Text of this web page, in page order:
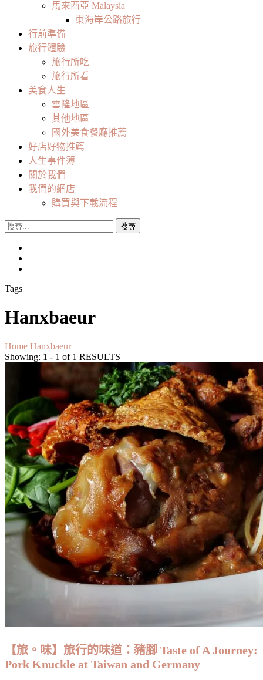
馬來西亞 Malaysia
東海岸公路旅行
行前準備
旅行體驗
旅行所吃
旅行所看
美食人生
雪隆地區
其他地區
國外美食餐廳推薦
好店好物推薦
人生事件簿
關於我們
我們的網店
購買與下載流程
搜
Tags
Hanxbaeur
Home Hanxbaeur
Showing: 1 - 1 of 1 RESULTS
【旅。味】旅行的味道：豬腳 Taste of A Journey:
Pork Knuckle at Taiwan and Germany